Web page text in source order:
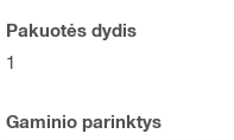
Pakuotės dydis
1
Gaminio parinktys